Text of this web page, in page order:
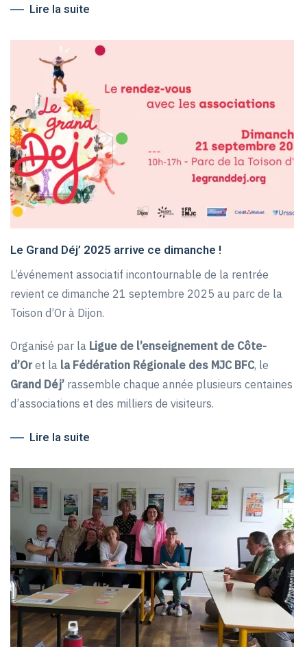
Lire la suite
Le Grand Déj’ 2025 arrive ce dimanche !
L’événement associatif incontournable de la rentrée
revient ce dimanche 21 septembre 2025 au parc de la
Toison d’Or à Dijon.
Organisé par la Ligue de l’enseignement de Côte-
d’Oret la la Fédération Régionale des MJC BFC, le
Grand Déj’ rassemble chaque année plusieurs centaines
d’associations et des milliers de visiteurs.
Lire la suite